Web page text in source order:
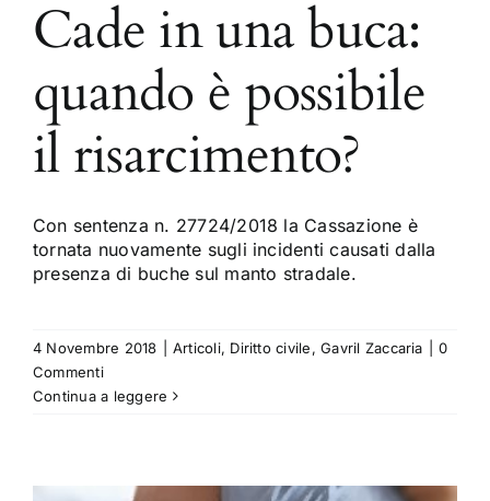
Cade in una buca:
quando è possibile
il risarcimento?
Con sentenza n. 27724/2018 la Cassazione è
tornata nuovamente sugli incidenti causati dalla
presenza di buche sul manto stradale.
4 Novembre 2018 Articoli, Diritto civile,Gavril Zaccaria
0
Commenti
Continua a leggere